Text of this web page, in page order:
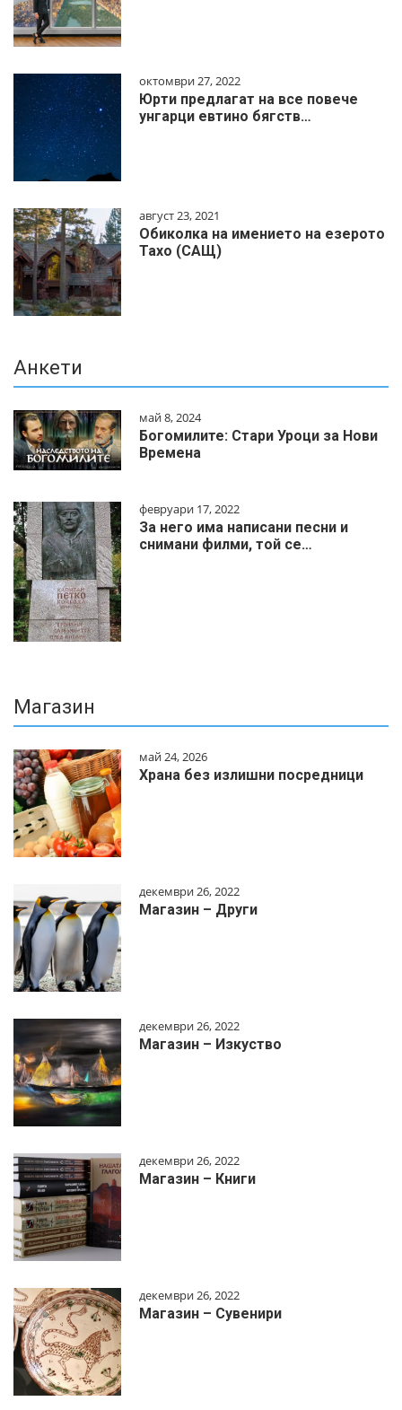
октомври 27, 2022
Юрти предлагат на все повече
унгарци евтино бягств…
август 23, 2021
Обиколка на имението на езерото
Тахо (САЩ)
Анкети
май 8, 2024
Богомилите: Стари Уроци за Нови
Времена
февруари 17, 2022
За него има написани песни и
снимани филми, той се…
Магазин
май 24, 2026
Храна без излишни посредници
декември 26, 2022
Магазин – Други
декември 26, 2022
Магазин – Изкуство
декември 26, 2022
Магазин – Книги
декември 26, 2022
Магазин – Сувенири